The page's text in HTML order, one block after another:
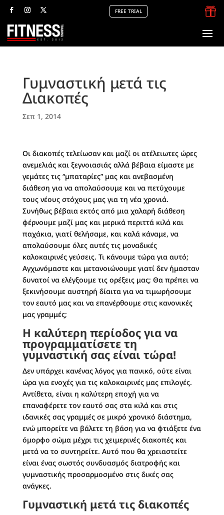
FREE TRIAL 
Γυμναστική μετά τις
Διακοπές
Σεπ 1, 2014
Οι διακοπές τελείωσαν και μαζί οι ατέλειωτες ώρες
ανεμελιάς και ξεγνοιασιάς αλλά βέβαια είμαστε με
γεμάτες τις “μπαταρίες” μας και ανεβασμένη
διάθεση για να απολαύσουμε και να πετύχουμε
τους νέους στόχους μας για τη νέα χρονιά.
Συνήθως βέβαια εκτός από μια χαλαρή διάθεση
φέρνουμε μαζί μας και μερικά περιττά κιλά και
παχάκια, γιατί θελήσαμε, και καλά κάναμε, να
απολαύσουμε όλες αυτές τις μοναδικές
καλοκαιρινές γεύσεις. Τι κάνουμε τώρα για αυτό;
Αγχωνόμαστε και μετανοιώνουμε γιατί δεν ήμασταν
δυνατοί να ελέγξουμε τις ορέξεις μας; Θα πρέπει να
ξεκινήσουμε αυστηρή δίαιτα για να τιμωρήσουμε
τον εαυτό μας και να επανέρθουμε στις κανονικές
μας γραμμές;
H καλύτερη περίοδος για να
προγραμματίσετε τη
γυμναστική σας είναι τώρα!
Δεν υπάρχει κανένας λόγος για πανικό, ούτε είναι
ώρα για ενοχές για τις καλοκαιρινές μας επιλογές.
Αντίθετα, είναι η καλύτερη εποχή για να
επαναφέρετε τον εαυτό σας στα κιλά και στις
ιδανικές σας γραμμές σε μικρό χρονικό διάστημα,
ενώ μπορείτε να βάλετε τη βάση για να φτιάξετε ένα
όμορφο σώμα μέχρι τις χειμερινές διακοπές και
μετά να το συντηρείτε. Αυτό που θα χρειαστείτε
είναι ένας σωστός συνδυασμός διατροφής και
γυμναστικής προσαρμοσμένο στις δικές σας
ανάγκες.
Γυμναστική μετά τις διακοπές